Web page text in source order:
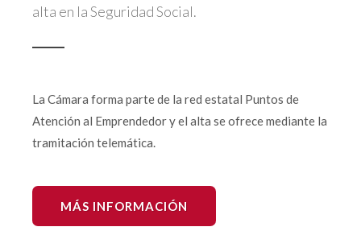
alta en la Seguridad Social.
La Cámara forma parte de la red estatal Puntos de
Atención al Emprendedor y el alta se ofrece mediante la
tramitación telemática.
MÁS INFORMACIÓN